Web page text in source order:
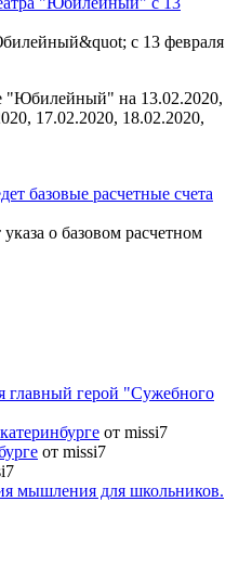
"Юбилейный" на 13.02.2020,
17.02.2020, 18.02.2020,
базовые расчетные счета
о базовом расчетном
главный герой "Сужебного
от missi7
от missi7
мышления для школьников.